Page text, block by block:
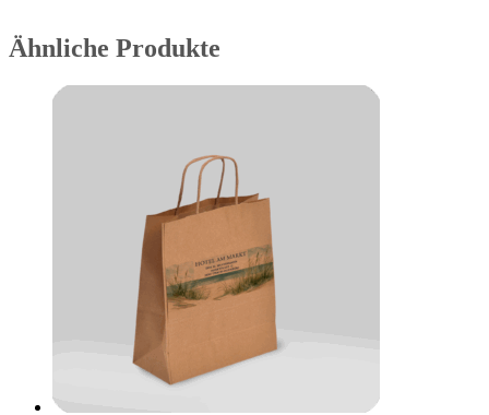
Ähnliche Produkte